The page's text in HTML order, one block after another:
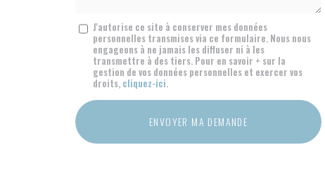
Message
J'autorise ce site à conserver mes données
personnelles transmises via ce formulaire. Nous nous
engageons à ne jamais les diffuser ni à les
transmettre à des tiers. Pour en savoir + sur la
gestion de vos données personnelles et exercer vos
droits, cliquez-ici.
Acceptation
RGPD
ENVOYER MA DEMANDE